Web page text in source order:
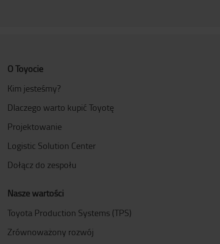
O Toyocie
Kim jesteśmy?
Dlaczego warto kupić Toyotę
Projektowanie
Logistic Solution Center
Dołącz do zespołu
Nasze wartości
Toyota Production Systems (TPS)
Zrównoważony rozwój